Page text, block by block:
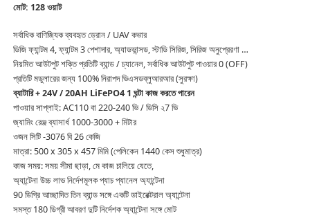
মোট: 128 ওয়াট
সর্বাধিক বাণিজ্যিক ব্যবহৃত ড্রোন / UAV কভার
ডিজি ফ্যান্টম 4, ফ্যান্টম 3 পেশাদার, অ্যাডভান্সড, স্টাডি সিরিজ, সিরিজ অনুপ্রেরণা …
নিয়মিত আউটপুট শক্তি প্রতিটি ব্যান্ড / চ্যানেল, সর্বাধিক আউটপুট পাওয়ার 0 (OFF)
প্রতিটি মডুলারের জন্য 100% নিরাপদ ভিএসডব্লুআরআর (সুরক্ষা)
ব্যাটারি + 24V / 20AH LiFePO4 1 ঘন্টা কাজ করতে পারেন
পাওয়ার সাপ্লাই: AC110 বা 220-240 ভি / ডিসি ২7 ভি
জ্যামিং রেঞ্জ ব্যাসার্ধ 1000-3000 + মিটার
ওজন সিটি -3076 বি 26 কেজি
মাত্রা: 500 x 305 x 457 মিমি (পেলিকেন 1440 কেস শুধুমাত্র)
কাজ সময়: সময় সীমা ছাড়া, মে কাজ চালিয়ে যেতে,
অ্যান্টেনা উচ্চ লাভ নির্দেশমূলক প্যাচ প্যানেল অ্যান্টেনা
90 ডিগ্রি আচ্ছাদিত তিন ব্যান্ড সঙ্গে একটি ডাইরেক্টরাল অ্যান্টেনা
সমস্ত 180 ডিগ্রী আবরণ দুটি নির্দেশক অ্যান্টেনা সঙ্গে মোট